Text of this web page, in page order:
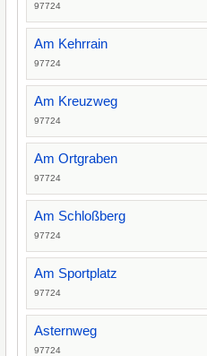
97724
Am Kehrrain
97724
Am Kreuzweg
97724
Am Ortgraben
97724
Am Schloßberg
97724
Am Sportplatz
97724
Asternweg
97724